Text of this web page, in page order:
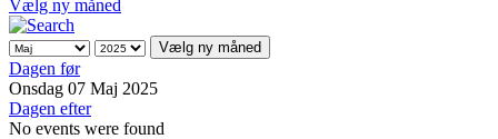
Vælg ny måned
Vælg ny måned
Dagen før
Onsdag 07 Maj 2025
Dagen efter
No events were found